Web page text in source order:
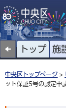
トップ 施
中央区トップページ >
ット保証5号の認定申